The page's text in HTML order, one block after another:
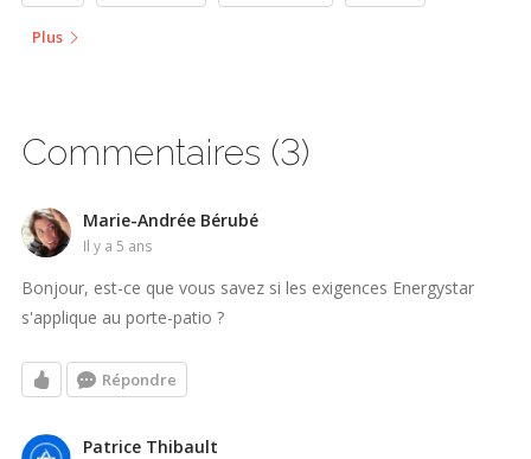
Plus
Commentaires (3)
Marie-Andrée Bérubé
il y a 5 ans
Bonjour, est-ce que vous savez si les exigences Energystar
s'applique au porte-patio ?
Répondre
Patrice Thibault